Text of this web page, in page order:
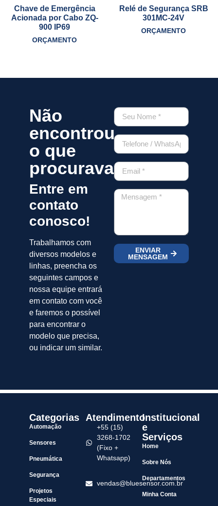
Chave de Emergência
Acionada por Cabo ZQ-
900 IP69
ORÇAMENTO
Relé de Segurança SRB
301MC-24V
ORÇAMENTO
Não
encontrou
o que
procurava?
Entre em
contato
conosco!
Trabalhamos com
diversos modelos e
linhas, preencha os
seguintes campos e
nossa equipe entrará
em contato com você
e faremos o possível
para encontrar o
modelo que precisa,
ou indicar um similar.
ENVIAR
MENSAGEM
Categorias
Automação
Sensores
Pneumática
Segurança
Projetos
Especiais
Atendimento
+55 (15)
3268-1702
(Fixo +
Whatsapp)
vendas@bluesensor.com.br
Institucional
e
Serviços
Home
Sobre Nós
Departamentos
Minha Conta